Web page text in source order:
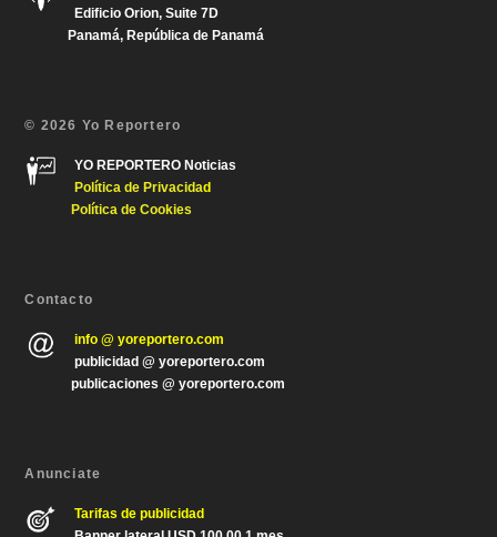
Edificio Orion, Suite 7D
Panamá, República de Panamá
© 2026 Yo Reportero
YO REPORTERO Noticias
Política de Privacidad
Política de Cookies
Contacto
info @ yoreportero.com
publicidad @ yoreportero.com
publicaciones @ yoreportero.com
Anunciate
Tarifas de publicidad